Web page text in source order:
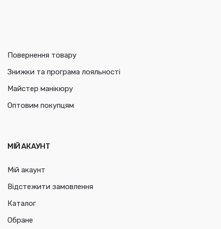
Повернення товару
Знижки та програма лояльності
Майстер манікюру
Оптовим покупцям
МІЙ АКАУНТ
Мій акаунт
Відстежити замовлення
Каталог
Обране